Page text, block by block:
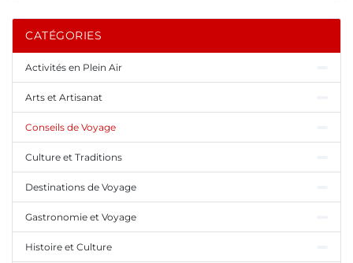
CATÉGORIES
Activités en Plein Air
Arts et Artisanat
Conseils de Voyage
Culture et Traditions
Destinations de Voyage
Gastronomie et Voyage
Histoire et Culture